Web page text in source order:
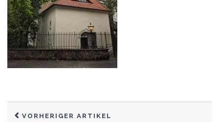
VORHERIGER ARTIKEL